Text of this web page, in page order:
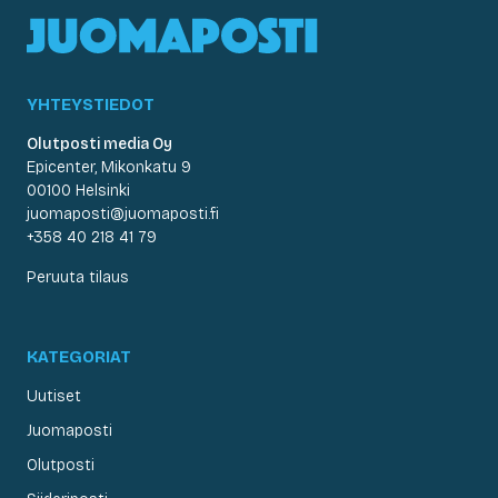
YHTEYSTIEDOT
Olutposti media Oy
Epicenter, Mikonkatu 9
00100 Helsinki
juomaposti@juomaposti.fi
+358 40 218 41 79
Peruuta tilaus
KATEGORIAT
Uutiset
Juomaposti
Olutposti